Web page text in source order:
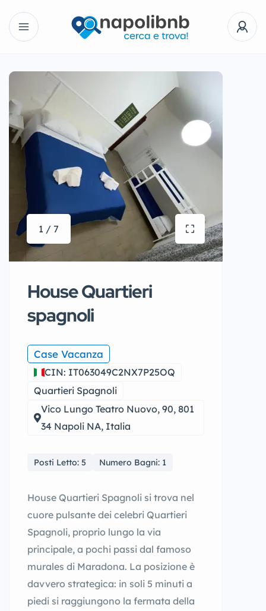
1 / 7
House Quartieri
spagnoli
Case Vacanza
CIN: IT063049C2NX7P25OQ
Quartieri Spagnoli
Vico Lungo Teatro Nuovo, 90, 801
34 Napoli NA, Italia
Posti Letto: 5 Numero Bagni: 1
House Quartieri Spagnoli si trova nel
cuore pulsante dei celebri Quartieri
Spagnoli, proprio lungo la via
principale, a pochi passi dal famoso
murales di Maradona. La posizione è
davvero strategica: in soli 5 minuti a
piedi si raggiungono la fermata della